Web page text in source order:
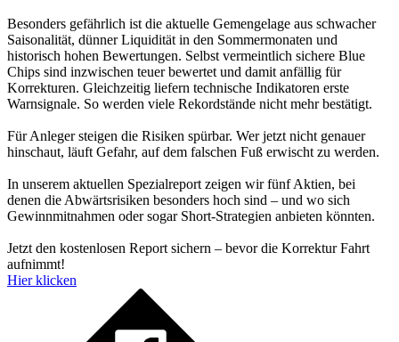
Besonders gefährlich ist die aktuelle Gemengelage aus schwacher
Saisonalität, dünner Liquidität in den Sommermonaten und
historisch hohen Bewertungen. Selbst vermeintlich sichere Blue
Chips sind inzwischen teuer bewertet und damit anfällig für
Korrekturen. Gleichzeitig liefern technische Indikatoren erste
Warnsignale. So werden viele Rekordstände nicht mehr bestätigt.
Für Anleger steigen die Risiken spürbar. Wer jetzt nicht genauer
hinschaut, läuft Gefahr, auf dem falschen Fuß erwischt zu werden.
In unserem aktuellen Spezialreport zeigen wir fünf Aktien, bei
denen die Abwärtsrisiken besonders hoch sind – und wo sich
Gewinnmitnahmen oder sogar Short-Strategien anbieten könnten.
Jetzt den kostenlosen Report sichern – bevor die Korrektur Fahrt
aufnimmt!
Hier klicken